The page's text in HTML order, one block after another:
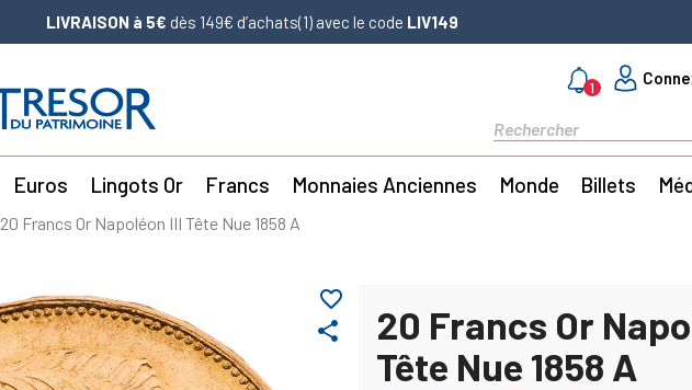
LIVRAISON à 5€ dès 149€ d’achats(1) avec le code LIV149
1
Euros Lingots Or Francs Monnaies Anciennes Monde Billets
20 Francs Or Napoléon III Tête Nue 1858 A
share
favorite_border
20 Francs Or
Tête Nue 1858 A